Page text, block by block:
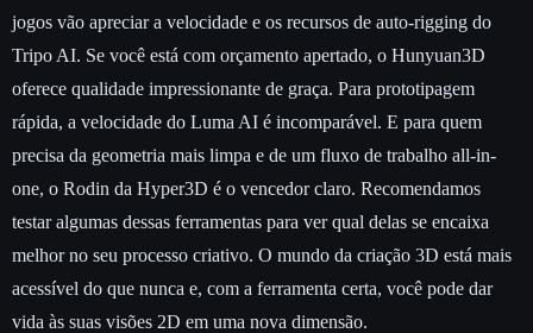
jogos vão apreciar a velocidade e os recursos de auto-rigging do
Tripo AI. Se você está com orçamento apertado, o Hunyuan3D
oferece qualidade impressionante de graça. Para prototipagem
rápida, a velocidade do Luma AI é incomparável. E para quem
precisa da geometria mais limpa e de um fluxo de trabalho all-in-
one, o Rodin da Hyper3D é o vencedor claro. Recomendamos
testar algumas dessas ferramentas para ver qual delas se encaixa
melhor no seu processo criativo. O mundo da criação 3D está mais
acessível do que nunca e, com a ferramenta certa, você pode dar
vida às suas visões 2D em uma nova dimensão.